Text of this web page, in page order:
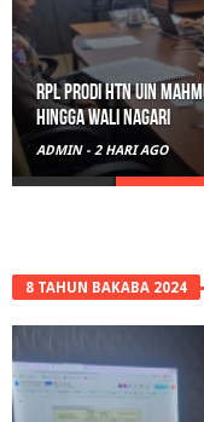
RPL Prodi HTN UIN
hingga Wali Nagari
ADMIN - 2 HARI AGO
8 TAHUN BAKABA 2024